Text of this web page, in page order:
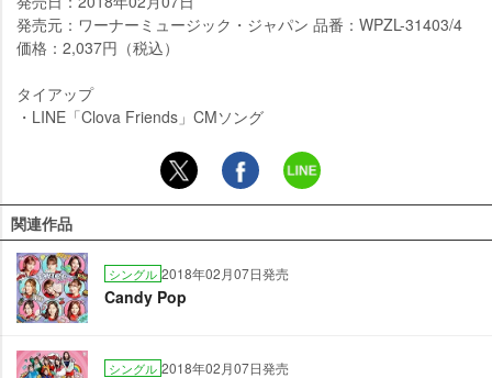
発売元：ワーナーミュージック・ジャパン 品番：WPZL-31403/4
価格：2,037円（税込）
タイアップ
・LINE「Clova Friends」CMソング
関連作品
シングル 2018年02月07日発売
Candy Pop
シングル 2018年02月07日発売